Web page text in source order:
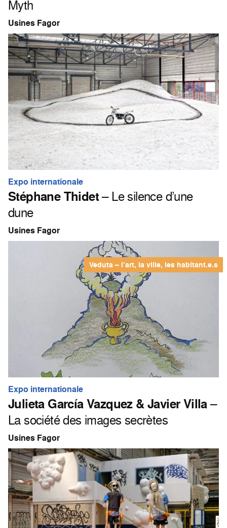
Myth
Usines Fagor
Expo internationale
Stéphane Thidet– Le silence d’une
dune
Usines Fagor
Veduta – l’art, la ville, les habitant.e.s
Expo internationale
Julieta García Vazquez & Javier Villa–
La société des images secrètes
Usines Fagor